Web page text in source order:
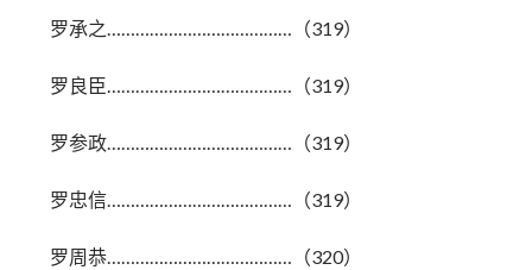
罗承之…………………………………（319）
罗良臣…………………………………（319）
罗参政…………………………………（319）
罗忠信…………………………………（319）
罗周恭…………………………………（320）